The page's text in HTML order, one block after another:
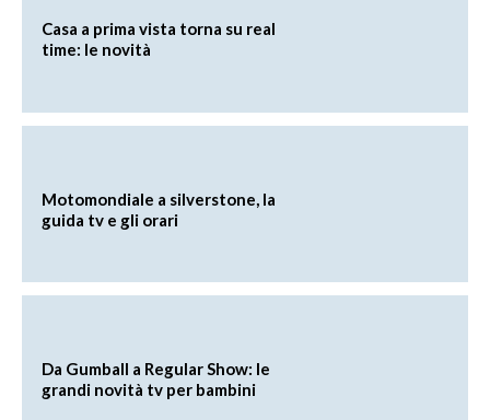
Casa a prima vista torna su real
time: le novità
Motomondiale a silverstone, la
guida tv e gli orari
Da Gumball a Regular Show: le
grandi novità tv per bambini